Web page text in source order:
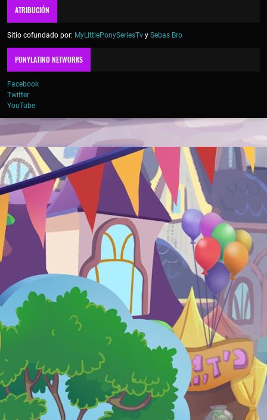
ATRIBUCIÓN
Sitio cofundado por: MyLittlePonySeriesTv y Sebas Bro
PONYLATINO NETWORKS
Facebook
Twitter
YouTube